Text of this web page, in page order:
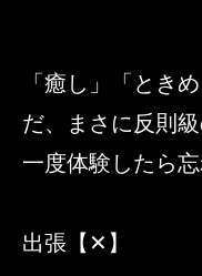
「癒し」「とき
だ、まさに反則級
一度体験したら
出張【✕】